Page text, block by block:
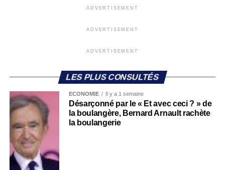
ADVERTISEMENT
ADVERTISEMENT
ADVERTISEMENT
LES PLUS CONSULTÉS
ECONOMIE Il y a 1 semaine
Désarçonné par le « Et avec ceci ? » de
la boulangère, Bernard Arnault rachète
la boulangerie